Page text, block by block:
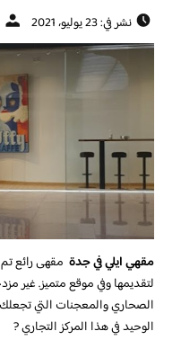
نشر في: 23 يوليو، 2021
مقهي ايلي في جدة مقهى رائع
لتقديمها وفي موقع متميز. غير
الصحاري والمعجنات التي
الوحيد في هذا المركز التجاري ?